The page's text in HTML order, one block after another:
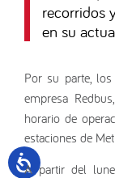
recorridos
en su
Por su parte, los
empresa
horario de
estaciones de
A partir del